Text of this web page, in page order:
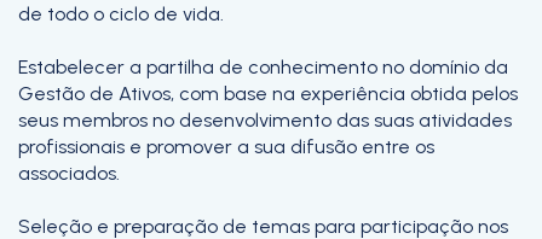
de todo o ciclo de vida.
Estabelecer a partilha de conhecimento no domínio da
Gestão de Ativos, com base na experiência obtida pelos
seus membros no desenvolvimento das suas atividades
profissionais e promover a sua difusão entre os
associados.
Seleção e preparação de temas para participação nos